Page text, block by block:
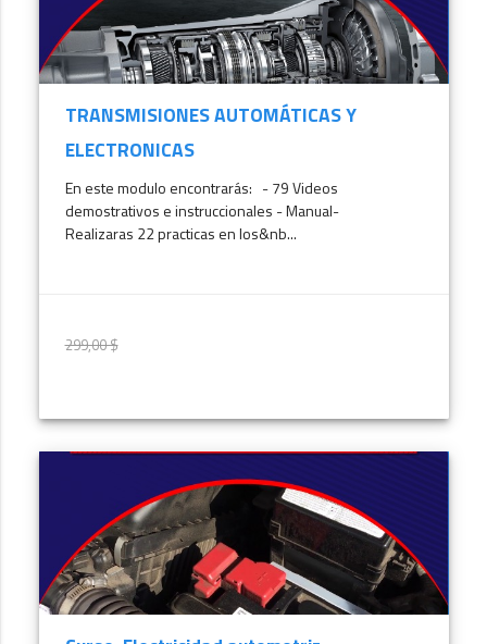
TRANSMISIONES AUTOMÁTICAS Y
ELECTRONICAS
En este modulo encontrarás: - 79 Videos
demostrativos e instruccionales - Manual-
Realizaras 22 practicas en los&nb...
299,00 $